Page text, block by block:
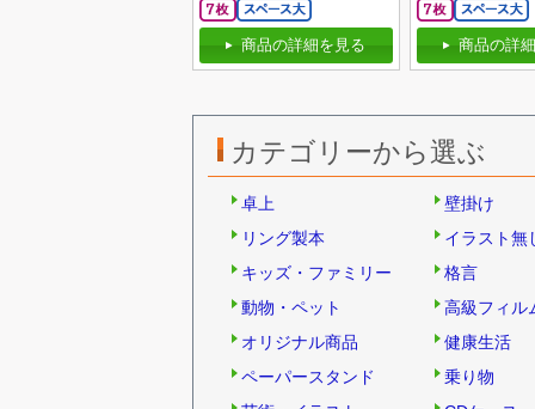
商品の詳細を見る 商品の詳
カテゴリーから選ぶ
卓上
壁掛け
リング製本
イラスト無
キッズ・ファミリー
格言
動物・ペット
高級フィル
オリジナル商品
健康生活
ペーパースタンド
乗り物